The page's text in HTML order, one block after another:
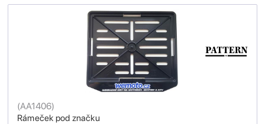
Rámeček pod značku
(AA1406)